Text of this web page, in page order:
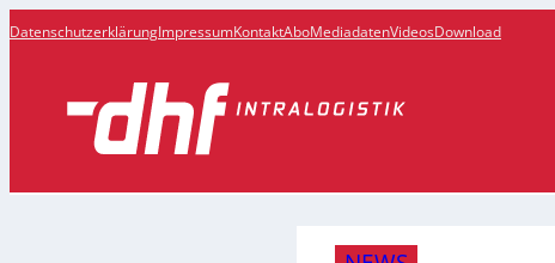
DatenschutzerklärungImpressumKontaktAboMediadatenVideosDownload